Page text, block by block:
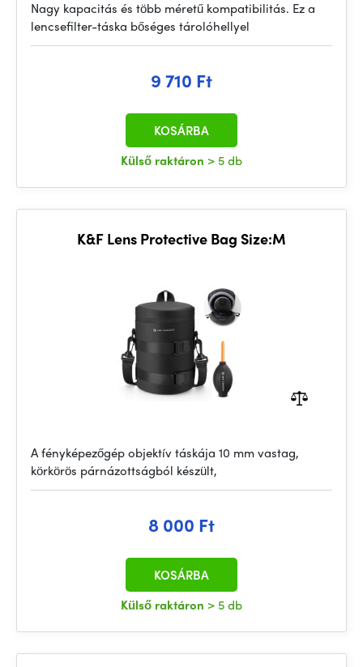
Nagy kapacitás és több méretű kompatibilitás. Ez a
lencsefilter-táska bőséges tárolóhellyel
9 710 Ft
Külső raktáron > 5 db
KOSÁRBA
K&F Lens Protective Bag Size:M
A fényképezőgép objektív táskája 10 mm vastag,
körkörös párnázottságból készült,
8 000 Ft
Külső raktáron > 5 db
KOSÁRBA